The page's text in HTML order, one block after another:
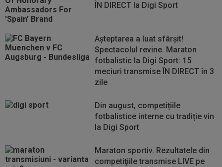
ÎN DIRECT la Digi Sport
Aşteptarea a luat sfârşit!
Spectacolul revine. Maraton
fotbalistic la Digi Sport: 15
meciuri transmise ÎN DIRECT în 3
zile
Din august, competițiile
fotbalistice interne cu tradiție vin
la Digi Sport
Maraton sportiv. Rezultatele din
competiţiile transmise LIVE pe